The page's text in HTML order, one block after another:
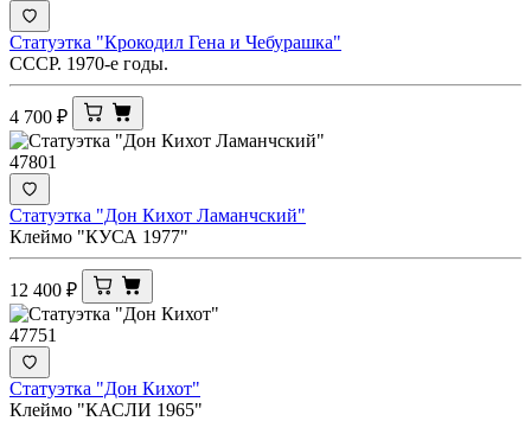
Статуэтка "Крокодил Гена и Чебурашка"
СССР. 1970-е годы.
4 700 ₽
47801
Статуэтка "Дон Кихот Ламанчский"
Клеймо "КУСА 1977"
12 400 ₽
47751
Статуэтка "Дон Кихот"
Клеймо "КАСЛИ 1965"